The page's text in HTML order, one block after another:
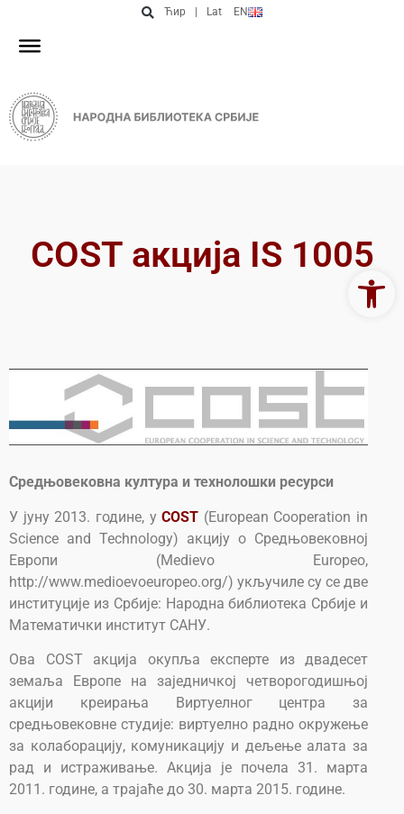
Ћир Lat EN
COST акција IS 1005
Средњовековна култура и технолошки ресурси
У јуну 2013. године, уCOST (European Cooperation in
Science and Technology) акцију о Средњовековној
Европи (Medievo Europeo,
http://www.medioevoeuropeo.org/) укључиле су се две
институције из Србије: Народна библиотека Србије и
Математички институт САНУ.
Ова COST акција окупља експерте из двадесет
земаља Европе на заједничкој четворогодишњој
акцији креирања Виртуелног центра за
средњовековне студије: виртуелно радно окружење
за колаборацију, комуникацију и дељење алата за
рад и истраживање. Акција је почела 31. марта
2011. године, а трајаће до 30. марта 2015. године.